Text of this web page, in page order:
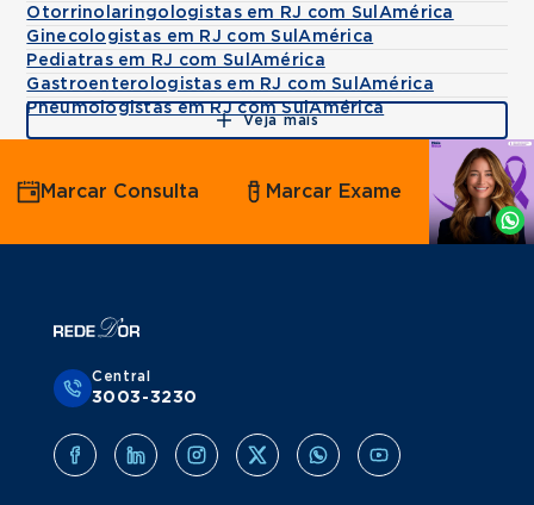
Otorrinolaringologistas em RJ com SulAmérica
Ginecologistas em RJ com SulAmérica
Pediatras em RJ com SulAmérica
Gastroenterologistas em RJ com SulAmérica
Pneumologistas em RJ com SulAmérica
Veja mais
Agende
por
Whatsapp
Marcar Consulta Marcar Exame
Central
3003-3230